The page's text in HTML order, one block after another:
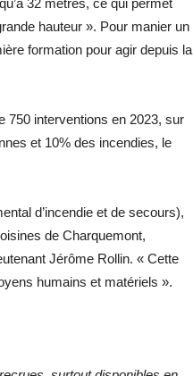
32 mètres, ce qui permet
hauteur ». Pour manier un
formation pour agir depuis la
750 interventions en 2023, sur
et 10% des incendies, le
d’incendie et de secours),
de Charquemont,
Jérôme Rollin. « Cette
humains et matériels ».